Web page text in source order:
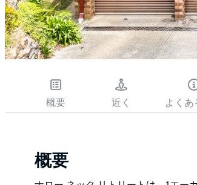
概要 近く よくあ
概要